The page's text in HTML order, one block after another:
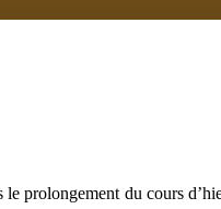
le prolongement du cours